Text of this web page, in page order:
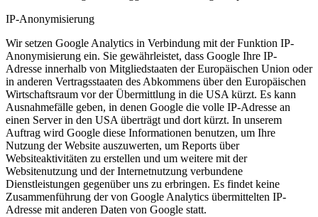
IP-Anonymisierung
Wir setzen Google Analytics in Verbindung mit der Funktion IP-
Anonymisierung ein. Sie gewährleistet, dass Google Ihre IP-
Adresse innerhalb von Mitgliedstaaten der Europäischen Union oder
in anderen Vertragsstaaten des Abkommens über den Europäischen
Wirtschaftsraum vor der Übermittlung in die USA kürzt. Es kann
Ausnahmefälle geben, in denen Google die volle IP-Adresse an
einen Server in den USA überträgt und dort kürzt. In unserem
Auftrag wird Google diese Informationen benutzen, um Ihre
Nutzung der Website auszuwerten, um Reports über
Websiteaktivitäten zu erstellen und um weitere mit der
Websitenutzung und der Internetnutzung verbundene
Dienstleistungen gegenüber uns zu erbringen. Es findet keine
Zusammenführung der von Google Analytics übermittelten IP-
Adresse mit anderen Daten von Google statt.